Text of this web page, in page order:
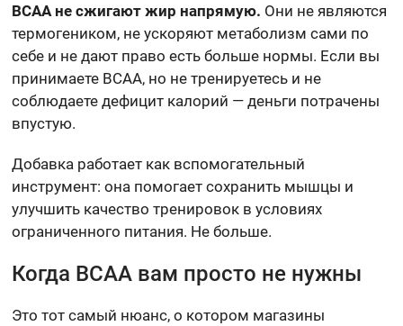
BCAA не сжигают жир напрямую. Они не являются
термогеником, не ускоряют метаболизм сами по
себе и не дают право есть больше нормы. Если вы
принимаете BCAA, но не тренируетесь и не
соблюдаете дефицит калорий — деньги потрачены
впустую.
Добавка работает как вспомогательный
инструмент: она помогает сохранить мышцы и
улучшить качество тренировок в условиях
ограниченного питания. Не больше.
Когда BCAA вам просто не нужны
Это тот самый нюанс, о котором магазины